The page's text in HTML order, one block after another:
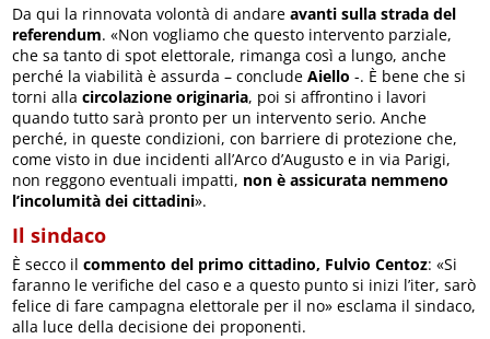
Da qui la rinnovata volontà di andareavanti sulla strada del
referendum. «Non vogliamo che questo intervento parziale,
che sa tanto di spot elettorale, rimanga così a lungo, anche
perché la viabilità è assurda – concludeAiello -. È bene che si
torni allacircolazione originaria, poi si affrontino i lavori
quando tutto sarà pronto per un intervento serio. Anche
perché, in queste condizioni, con barriere di protezione che,
come visto in due incidenti all’Arco d’Augusto e in via Parigi,
non reggono eventuali impatti, non è assicurata nemmeno
l’incolumità dei cittadini».
Il sindaco
È secco ilcommento del primo cittadino, Fulvio Centoz: «Si
faranno le verifiche del caso e a questo punto si inizi l’iter, sarò
felice di fare campagna elettorale per il no» esclama il sindaco,
alla luce della decisione dei proponenti.